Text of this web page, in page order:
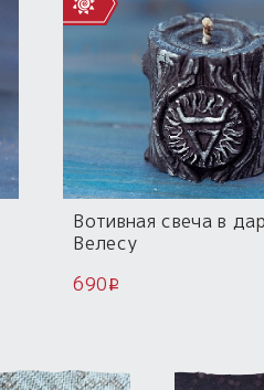
Вотивная свеча в
Велесу
690i